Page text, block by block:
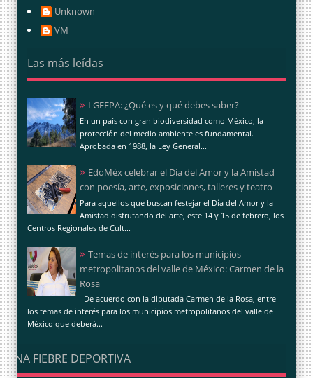
Unknown
VM
Las más leídas
LGEEPA: ¿Qué es y qué debes saber?
En un país con gran biodiversidad como México, la
protección del medio ambiente es fundamental.
Aprobada en 1988, la Ley General...
EdoMéx celebrar el Día del Amor y la Amistad
con poesía, arte, exposiciones, talleres y teatro
Para aquellos que buscan festejar el Día del Amor y la
Amistad disfrutando del arte, este 14 y 15 de febrero, los
Centros Regionales de Cult...
Temas de interés para los municipios
metropolitanos del valle de México: Carmen de la
Rosa
De acuerdo con la diputada Carmen de la Rosa, entre
los temas de interés para los municipios metropolitanos del valle de
México que deberá...
UNA FIEBRE DEPORTIVA